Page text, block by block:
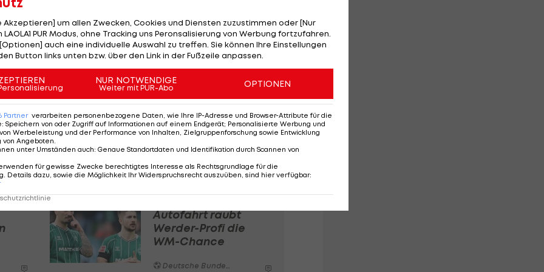
Aseko zumeist noch in der 3. Liga für Hannover
Sechser aber zum Stammspieler in der 2. Bundesliga,
Vorlagen.
soll in der Sommer-Vorbereitung die Chance
Gelingt das, könnte er als Nachfolger vonLeon
verlässt den FCB am Ende der Saison.
Autofahrt raubt
Werder-Profi die
WM-Chance
Deutsche Bundesliga
Akzeptieren] um allen Zwecken, Cookies und Diensten zuzustimmen oder [Nur
PUR Modus, ohne Tracking uns Peronsalisierung von Werbung fortzufahren.
auch eine individuelle Auswahl zu treffen. Sie können Ihre Einstellungen
Button links unten bzw. über den Link in der Fußzeile anpassen.
NUR NOTWENDIGE
Weiter mit PUR-Abo OPTIONEN
Partner verarbeiten personenbezogene Daten, wie Ihre IP-Adresse und Browser-Attribute für die
: Speichern von oder Zugriff auf Informationen auf einem Endgerät; Personalisierte Werbung und
Werbeleistung und der Performance von Inhalten, Zielgruppenforschung sowie Entwicklung
von Angeboten.
unter Umständen auch: Genaue Standortdaten und Identifikation durch Scannen von
für gewisse Zwecke berechtigtes Interesse als Rechtsgrundlage für die
Details dazu, sowie die Möglichkeit Ihr Widerspruchsrecht auszuüben, sind hier verfügbar: